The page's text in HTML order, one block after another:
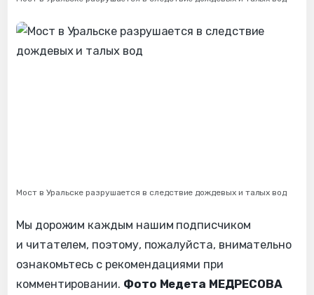
Мост в Уральске разрушается в следствие дождевых и талых вод
Мы дорожим каждым нашим подписчиком
и читателем, поэтому, пожалуйста, внимательно
ознакомьтесь с рекомендациями при
комментировании. Фото Медета МЕДРЕСОВА